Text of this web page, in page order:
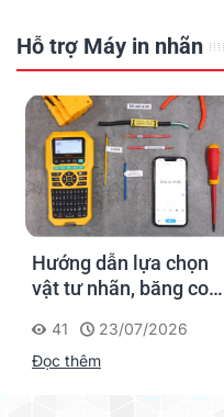
Hỗ trợ Máy in nhãn
Hướng dẫn lựa chọn
vật tư nhãn, băng co
Supvan G15M Pro
41
23/07/2026
Đọc thêm